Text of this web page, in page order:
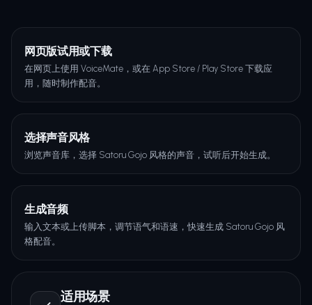
网页版试用或下载
在网页上使用 VoiceMate，或在 App Store / Play Store 下载应
用，随时制作配音。
选择声音风格
浏览声音库，选择 Satoru Gojo 风格的声音，试听后开始生成。
生成音频
输入文本或上传脚本，调节语气和语速，快速生成 Satoru Gojo 风
格配音。
适用场景